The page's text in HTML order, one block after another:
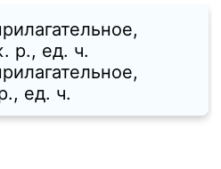
p., ед. ч.
ед. ч.